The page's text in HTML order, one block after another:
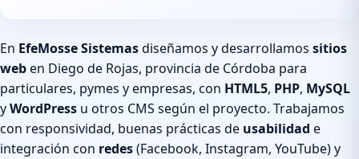
En EfeMosse Sistemasdiseñamos y desarrollamos sitios
weben Diego de Rojas, provincia de Córdoba para
particulares, pymes y empresas, con HTML5, PHP, MySQL
yWordPress u otros CMS según el proyecto. Trabajamos
con responsividad, buenas prácticas de usabilidad e
integración con redes(Facebook, Instagram, YouTube) y